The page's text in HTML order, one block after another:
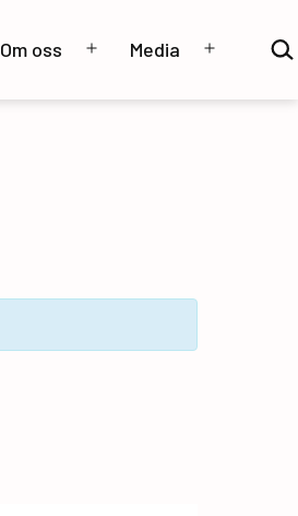
Om oss
ÖppnaMedia
Öppna
Sök
…